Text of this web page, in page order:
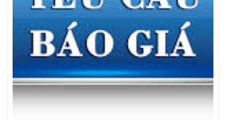
YÊU CẦU BÁO GIÁ